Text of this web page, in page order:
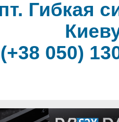
Гибкая
050)